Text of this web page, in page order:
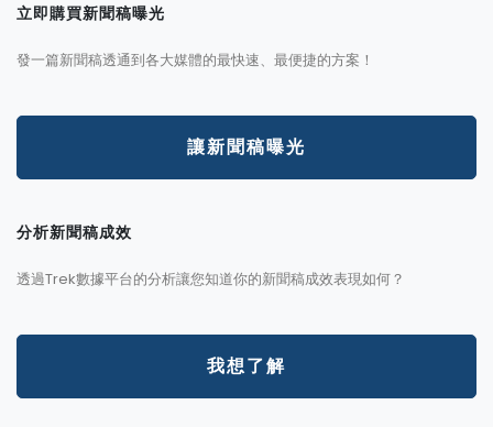
立即購買新聞稿曝光
發一篇新聞稿透通到各大媒體的最快速、最便捷的方案！
讓新聞稿曝光
分析新聞稿成效
透過Trek數據平台的分析讓您知道你的新聞稿成效表現如何？
我想了解